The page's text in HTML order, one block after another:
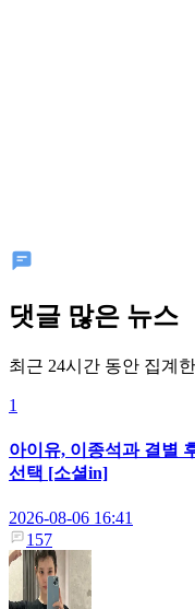
댓글 많은 뉴스
최근 24시간 동안 집계
1
아이유, 이종석과 결별
선택 [소셜in]
2026-08-06 16:41
157